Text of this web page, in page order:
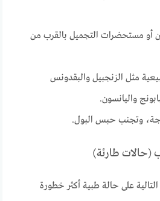
أو مستحضرات التجميل بالقرب من
مثل الزنجبيل والبقدونس
واليانسون.
وتجنب حبس البول.
(حالات طارئة)
على حالة طبية أكثر خطورة